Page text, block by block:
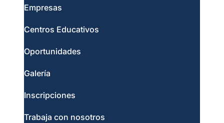
Empresas
Centros Educativos
Oportunidades
Galería
Inscripciones
Trabaja con nosotros